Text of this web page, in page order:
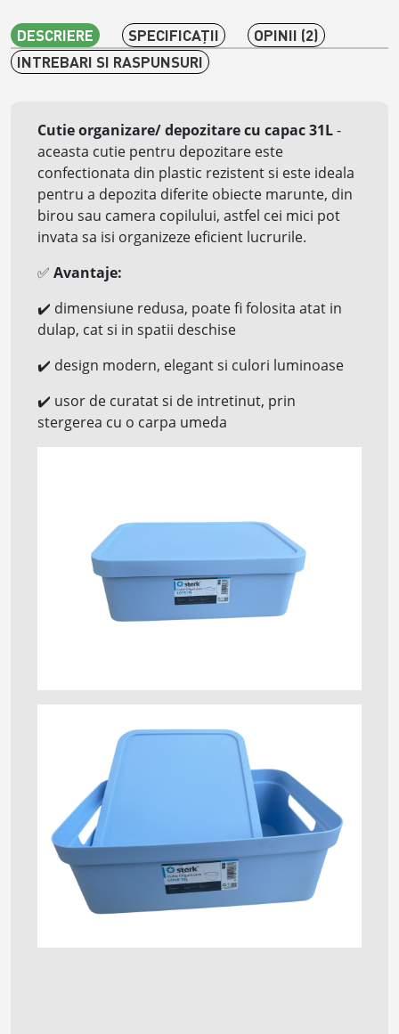
DESCRIERE SPECIFICAŢII
OPINII (2)
INTREBARI SI RASPUNSURI
Cutie organizare/ depozitare cu capac 31L-
aceasta cutie pentru depozitare este
confectionata din plastic rezistent si este ideala
pentru a depozita diferite obiecte marunte, din
birou sau camera copilului, astfel cei mici pot
invata sa isi organizeze eficient lucrurile.
✅ Avantaje:
✔️ dimensiune redusa, poate fi folosita atat in
dulap, cat si in spatii deschise
✔️ design modern, elegant si culori luminoase
✔️ usor de curatat si de intretinut, prin
stergerea cu o carpa umeda